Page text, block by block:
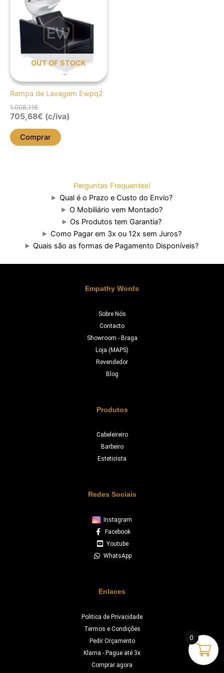
OUT OF STOCK
Rampa de Lavagem Ewpq2
1.008,11€
original
era:
1.008,11€.
atual
é:
705,68€.
705,68€ (c/iva)
Comprar
Perguntas Frequentes!
Qual é o Prazo e Custo do Envio?
O Mobiliário vem Montado?
Os Produtos tem Garantia?
Como Pagar em 3x ou 12x sem Juros?
Quais são as formas de Pagamento Disponíveis?
Empathy Words
Sobre Nós
Contacto
Showroom - Braga
Loja (MAPS)
Revendedor
Blog
Produtos
Cabeleireiro
Barbeiro
Esteticista
Redes Sociais
Instagram
Facebook
Youtube
WhatsApp
Enlaces
Politica de Privacidade
Termos e Condições
Pedir Orçamento
Klarna - Pague até 3x
Comprar agora
0